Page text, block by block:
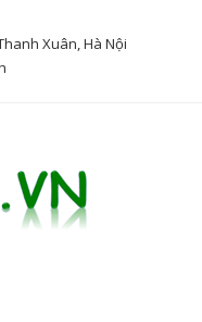
Xuân, Hà Nội